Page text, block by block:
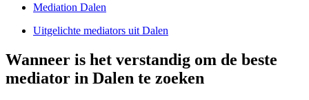
Mediation Dalen
Uitgelichte mediators uit Dalen
Wanneer is het verstandig om de beste
mediator in Dalen te zoeken